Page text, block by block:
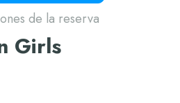
de la reserva
Girls